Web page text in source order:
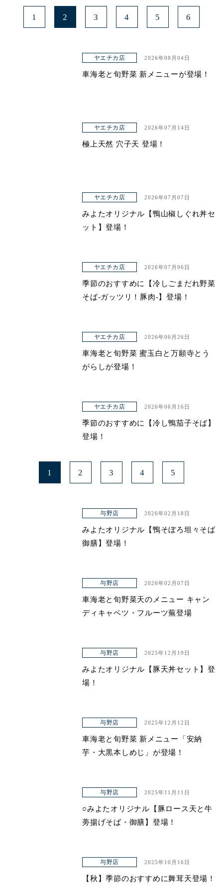
1 2 3 4 5 6
ヤエチカ店 2026年08月04日
車海老と旬野菜 新メニューが登場！
ヤエチカ店 2026年07月14日
極上天然 穴子天 登場！
ヤエチカ店 2026年07月07日
みよたオリジナル【鴨山椒しぐれ丼セ
ット】登場！
ヤエチカ店 2026年07月06日
季節のおすすめに【冷しごまだれ野菜
そば-ガッツリ！豚肉-】登場！
ヤエチカ店 2026年06月26日
車海老と旬野菜 蜜玉白と万願寺とう
がらしが登場！
ヤエチカ店 2026年06月16日
季節のおすすめに【冷し鴨茄子そば】
登場！
1 2 3 4 5
与野店 2026年02月18日
みよたオリジナル【鴨そぼろ坦々そば
御膳】登場！
与野店 2026年02月07日
車海老と旬野菜天のメニュー キャン
ディキャベツ・フルーツ蕪登場
与野店 2025年12月19日
みよたオリジナル【豚天丼セット】登
場！
与野店 2025年12月12日
車海老と旬野菜 新メニュー「安納
芋・大黒本しめじ」が登場！
与野店 2025年11月11日
○みよたオリジナル【豚ロース天と牛
蒡揚げそば・御膳】登場！
与野店 2025年10月16日
【秋】季節のおすすめに舞茸天登場！